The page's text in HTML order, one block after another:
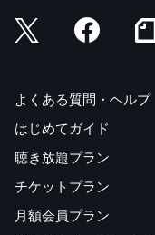
よくある質問・ヘルプ
はじめてガイド
聴き放題プラン
チケットプラン
月額会員プラン